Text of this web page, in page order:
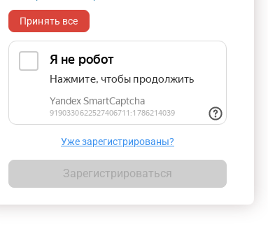
Принять все
Уже зарегистрированы?
Зарегистрироваться